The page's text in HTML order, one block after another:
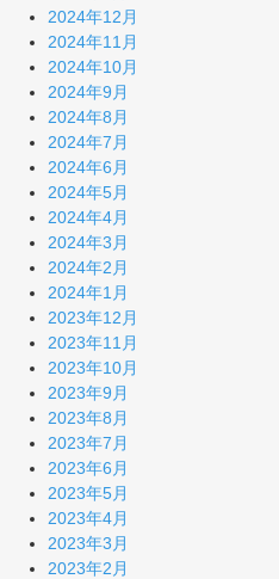
2024年12月
2024年11月
2024年10月
2024年9月
2024年8月
2024年7月
2024年6月
2024年5月
2024年4月
2024年3月
2024年2月
2024年1月
2023年12月
2023年11月
2023年10月
2023年9月
2023年8月
2023年7月
2023年6月
2023年5月
2023年4月
2023年3月
2023年2月